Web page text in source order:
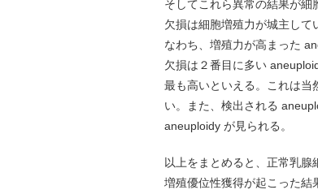
そしてこれら異常の結果が
欠損は細胞増殖力が城主し
なわち、増殖力が高まった
欠損は２番目に多い
最も高いといえる。これは当
い。また、検出される
aneuploidy が見られる。
以上をまとめると、正常乳
増殖優位性獲得が起こった結